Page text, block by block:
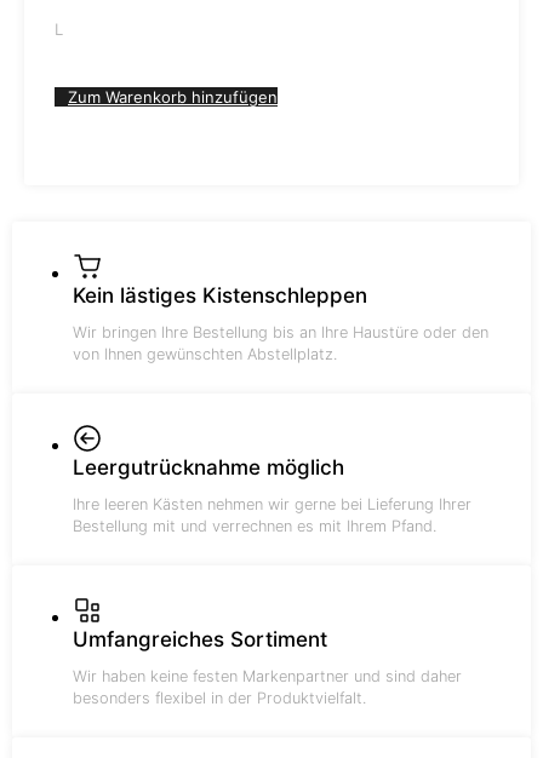
L
Zum Warenkorb hinzufügen
Kein lästiges Kistenschleppen
Wir bringen Ihre Bestellung bis an Ihre Haustüre oder den
von Ihnen gewünschten Abstellplatz.
Leergutrücknahme möglich
Ihre leeren Kästen nehmen wir gerne bei Lieferung Ihrer
Bestellung mit und verrechnen es mit Ihrem Pfand.
Umfangreiches Sortiment
Wir haben keine festen Markenpartner und sind daher
besonders flexibel in der Produktvielfalt.